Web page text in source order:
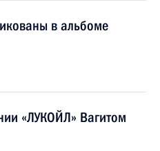
в альбоме
«ЛУКОЙЛ» Вагитом